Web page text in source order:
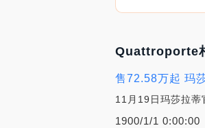
Quattroporte
售72.58万起 玛
11月19日玛莎拉
1900/1/1 0:00:00